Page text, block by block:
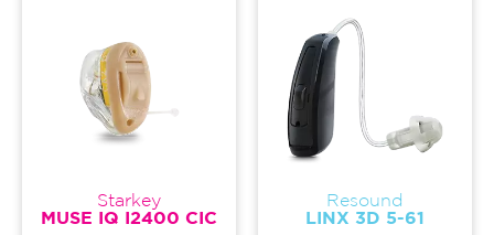
Starkey
MUSE IQ I2400 CIC
Resound
LINX 3D 5-61